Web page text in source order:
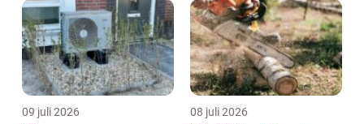
09 juli 2026 08 juli 2026